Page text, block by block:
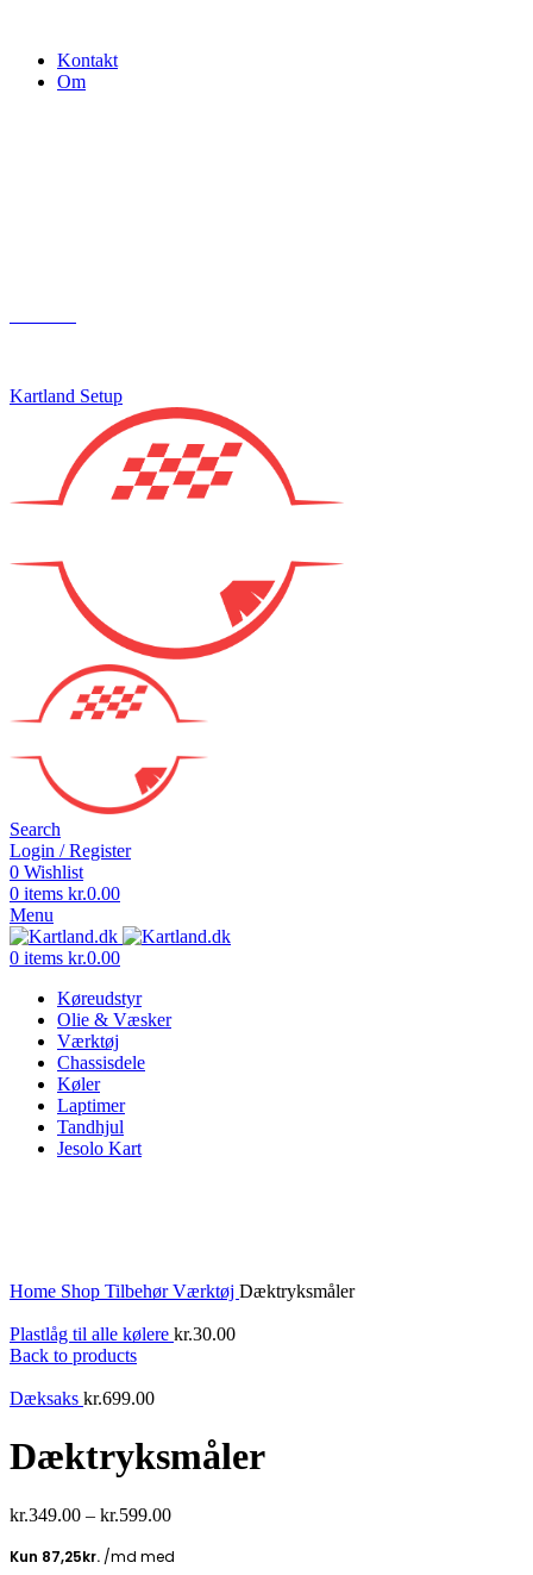
Kontakt
Om
Kartland Setup
Search
Login / Register
0 Wishlist
0 items kr.0.00
Menu
0 items kr.0.00
Køreudstyr
Olie & Væsker
Værktøj
Chassisdele
Køler
Laptimer
Tandhjul
Jesolo Kart
Home Shop TilbehørVærktøj Dæktryksmåler
Plastlåg til alle kølere kr.30.00
Back to products
Dæksaks kr.699.00
Dæktryksmåler
kr.349.00 – kr.599.00